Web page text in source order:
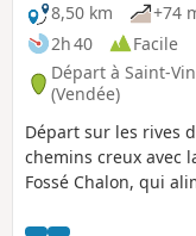
8,50 km
+74
2h 40
Facile
Départ à Saint-
(Vendée)
Départ sur les rives
chemins creux avec
Fossé Chalon, qui